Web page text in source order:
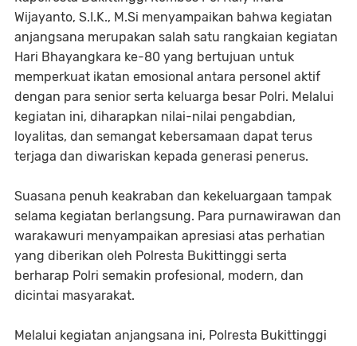
Wijayanto, S.I.K., M.Si menyampaikan bahwa kegiatan
anjangsana merupakan salah satu rangkaian kegiatan
Hari Bhayangkara ke-80 yang bertujuan untuk
memperkuat ikatan emosional antara personel aktif
dengan para senior serta keluarga besar Polri. Melalui
kegiatan ini, diharapkan nilai-nilai pengabdian,
loyalitas, dan semangat kebersamaan dapat terus
terjaga dan diwariskan kepada generasi penerus.
Suasana penuh keakraban dan kekeluargaan tampak
selama kegiatan berlangsung. Para purnawirawan dan
warakawuri menyampaikan apresiasi atas perhatian
yang diberikan oleh Polresta Bukittinggi serta
berharap Polri semakin profesional, modern, dan
dicintai masyarakat.
Melalui kegiatan anjangsana ini, Polresta Bukittinggi